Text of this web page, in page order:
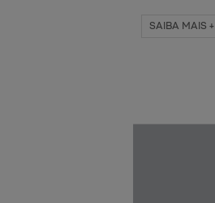
SAIBA MAIS +